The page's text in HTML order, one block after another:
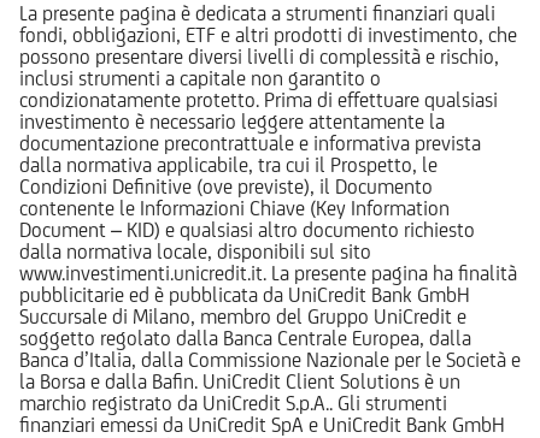
La presente pagina è dedicata a strumenti finanziari quali
fondi, obbligazioni, ETF e altri prodotti di investimento, che
possono presentare diversi livelli di complessità e rischio,
inclusi strumenti a capitale non garantito o
condizionatamente protetto. Prima di effettuare qualsiasi
investimento è necessario leggere attentamente la
documentazione precontrattuale e informativa prevista
dalla normativa applicabile, tra cui il Prospetto, le
Condizioni Definitive (ove previste), il Documento
contenente le Informazioni Chiave (Key Information
Document – KID) e qualsiasi altro documento richiesto
dalla normativa locale, disponibili sul sito
www.investimenti.unicredit.it. La presente pagina ha finalità
pubblicitarie ed è pubblicata da UniCredit Bank GmbH
Succursale di Milano, membro del Gruppo UniCredit e
soggetto regolato dalla Banca Centrale Europea, dalla
Banca d’Italia, dalla Commissione Nazionale per le Società e
la Borsa e dalla Bafin. UniCredit Client Solutions è un
marchio registrato da UniCredit S.p.A.. Gli strumenti
finanziari emessi da UniCredit SpA e UniCredit Bank GmbH